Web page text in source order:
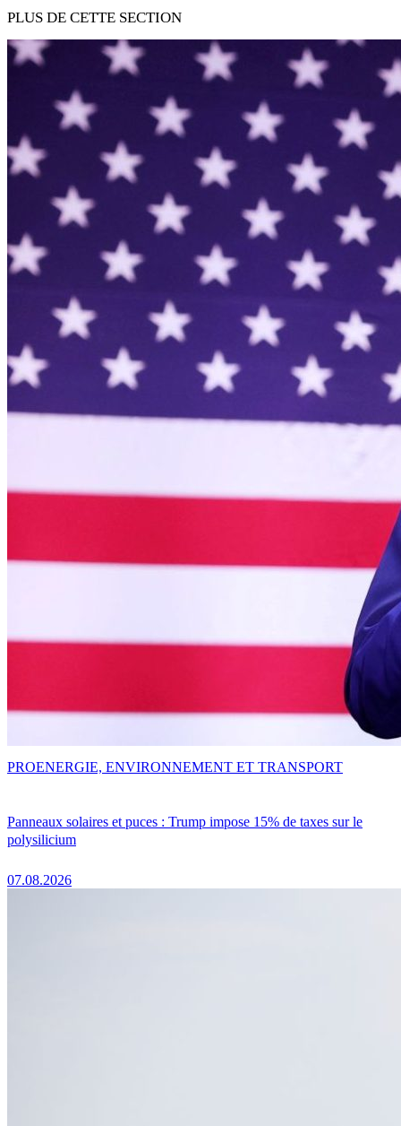
PLUS DE CETTE SECTION
Panneaux solaires et puces : Trump impose 15% de taxes sur le
polysilicium
07.08.2026
PROENERGIE, ENVIRONNEMENT ET TRANSPORT